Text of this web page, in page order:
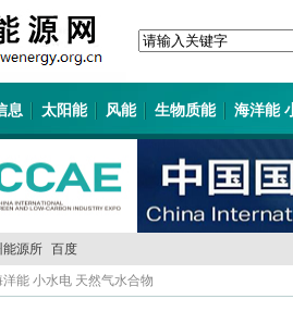
息 太阳能 风能 生物质能 海洋能
能源所 百度
洋能 小水电 天然气水合物